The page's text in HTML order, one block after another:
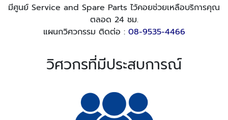
มีศูนย์ Service and Spare Parts ไว้คอยช่วยเหลือบริการคุณ
ตลอด 24 ชม.
แผนกวิศวกรรม ติดต่อ : 08-9535-4466
วิศวกรที่มีประสบการณ์